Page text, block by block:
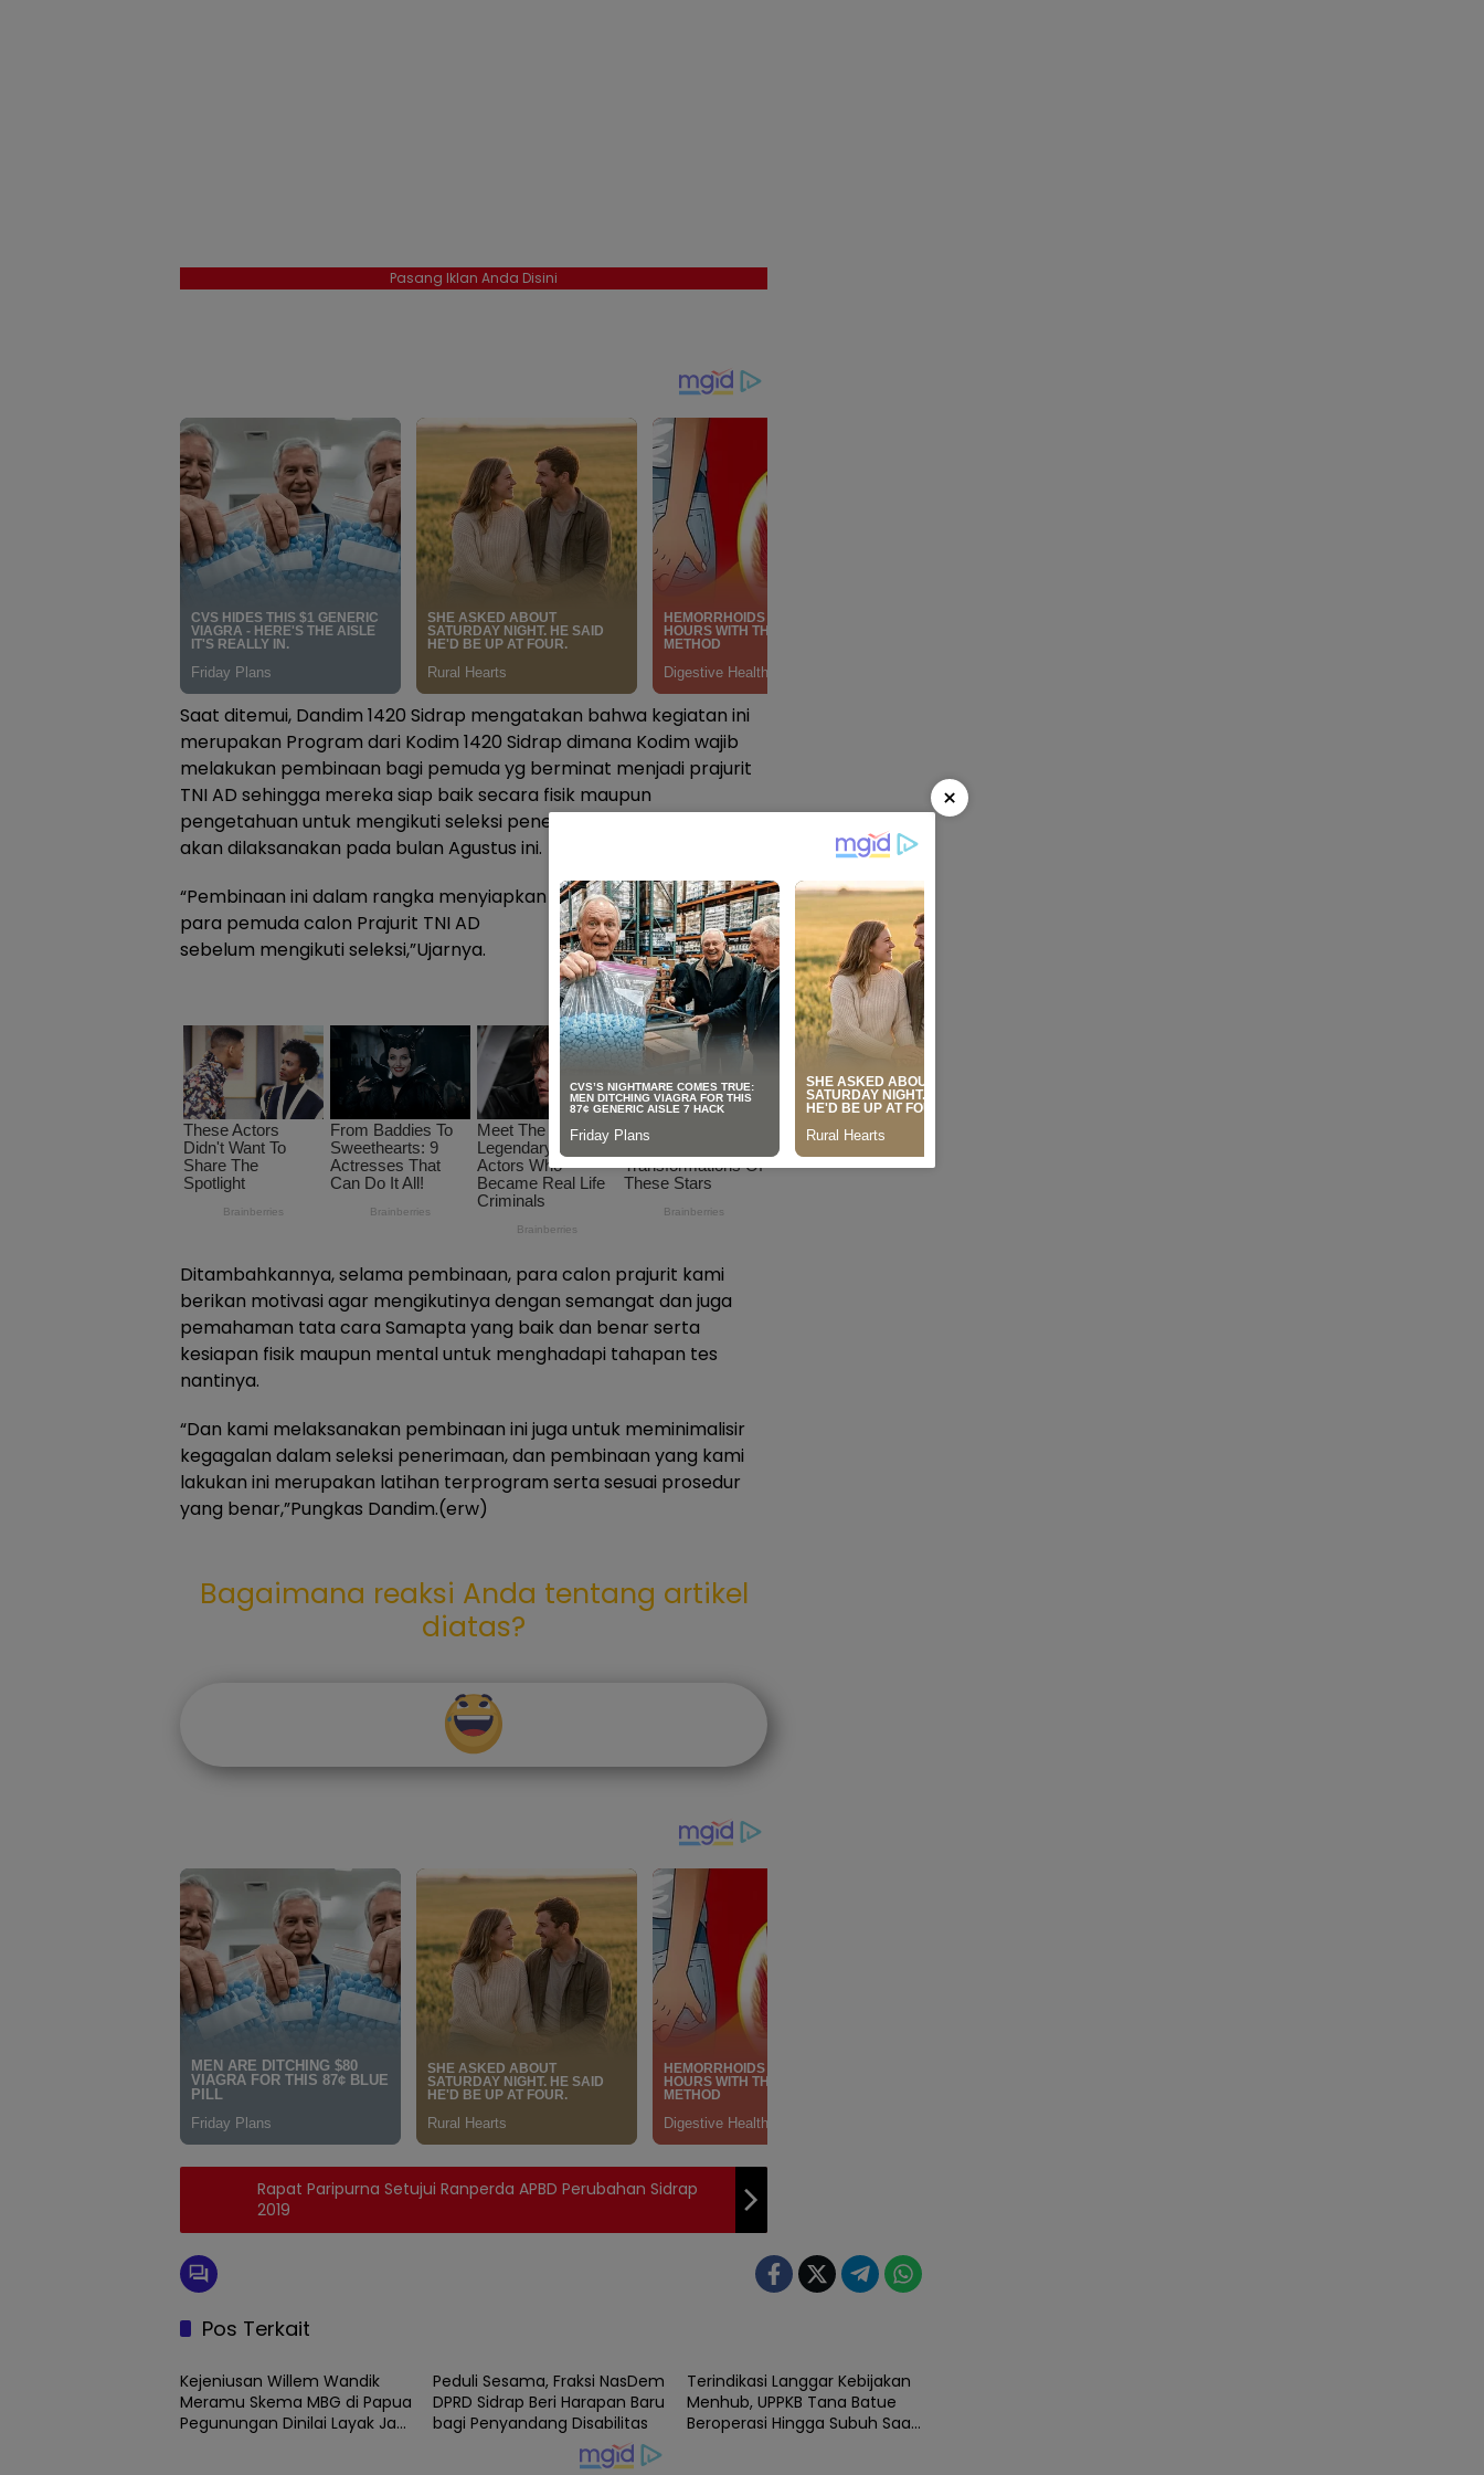
Pasang Iklan Anda Disini
Saat ditemui, Dandim 1420 Sidrap mengatakan bahwa kegiatan ini
merupakan Program dari Kodim 1420 Sidrap dimana Kodim wajib
melakukan pembinaan bagi pemuda yg berminat menjadi prajurit
TNI AD sehingga mereka siap baik secara fisik maupun
pengetahuan untuk mengikuti seleksi penerimaan Prajurit TNI yang
akan dilaksanakan pada bulan Agustus ini.
“Pembinaan ini dalam rangka menyiapkan fisik dan pengetahuan
para pemuda calon Prajurit TNI AD
sebelum mengikuti seleksi,”Ujarnya.
Ditambahkannya, selama pembinaan, para calon prajurit kami
berikan motivasi agar mengikutinya dengan semangat dan juga
pemahaman tata cara Samapta yang baik dan benar serta
kesiapan fisik maupun mental untuk menghadapi tahapan tes
nantinya.
“Dan kami melaksanakan pembinaan ini juga untuk meminimalisir
kegagalan dalam seleksi penerimaan, dan pembinaan yang kami
lakukan ini merupakan latihan terprogram serta sesuai prosedur
yang benar,”Pungkas Dandim.(erw)
Bagaimana reaksi Anda tentang artikel
diatas?
Rapat Paripurna Setujui Ranperda APBD Perubahan Sidrap
2019
Pos Terkait
News
Kejeniusan Willem Wandik
Meramu Skema MBG di Papua
Pegunungan Dinilai Layak Jadi
Peduli Sesama, Fraksi NasDem
DPRD Sidrap Beri Harapan Baru
bagi Penyandang Disabilitas
Terindikasi Langgar Kebijakan
Menhub, UPPKB Tana Batue
Beroperasi Hingga Subuh Saat
×